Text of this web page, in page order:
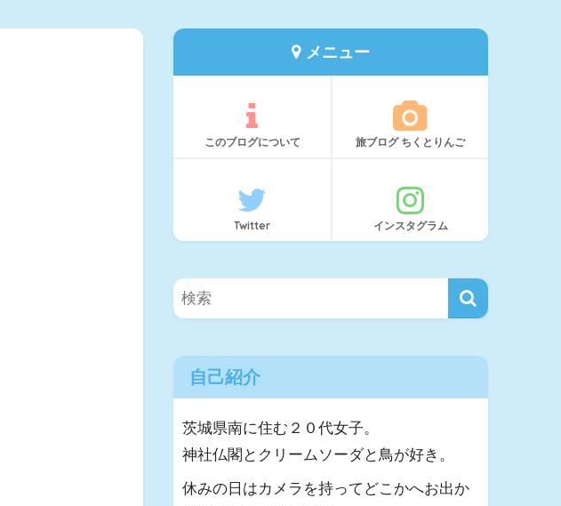
メニュー
このブログについて 旅ブログ ちくとりんご
Twitter インスタグラム
自己紹介
茨城県南に住む２０代女子。
神社仏閣とクリームソーダと鳥が好き。
休みの日はカメラを持ってどこかへお出か